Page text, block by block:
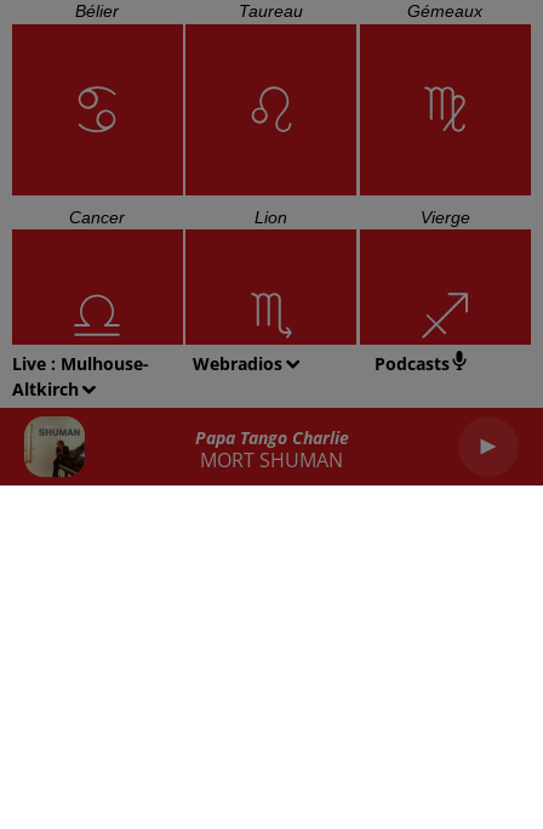
Live : Mulhouse-
Altkirch
Webradios Podcasts
Papa Tango Charlie
MORT SHUMAN
Bélier Taureau Gémeaux
Cancer Lion Vierge
Balance